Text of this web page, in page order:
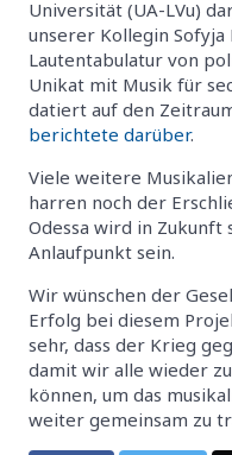
Universität (UA-LVu)
unserer Kollegin
Lautentabulatur von
Unikat mit Musik für
datiert auf den
berichtete darüber.
Viele weitere
harren noch der
Odessa wird in
Anlaufpunkt sein.
Wir wünschen der
Erfolg bei diesem
sehr, dass der Krieg
damit wir alle wieder
können, um das
weiter gemeinsam zu